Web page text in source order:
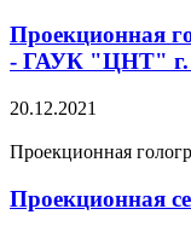
Проекционная
- ГАУК "ЦНТ" г.
20.12.2021
Проекционная
Проекционная